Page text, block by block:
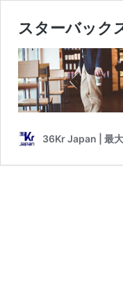
スターバック
36Kr Japan | 最